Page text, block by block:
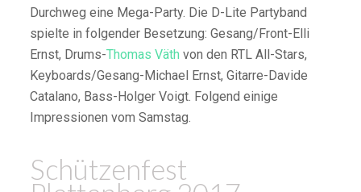
Durchweg eine Mega-Party. Die D-Lite Partyband
spielte in folgender Besetzung: Gesang/Front-Elli
Ernst, Drums-Thomas Väth von den RTL All-Stars,
Keyboards/Gesang-Michael Ernst, Gitarre-Davide
Catalano, Bass-Holger Voigt. Folgend einige
Impressionen vom Samstag.
Schützenfest